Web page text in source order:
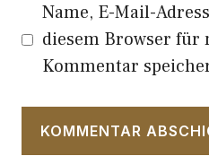
Name, E-Mail-
diesem Browser für
Kommentar